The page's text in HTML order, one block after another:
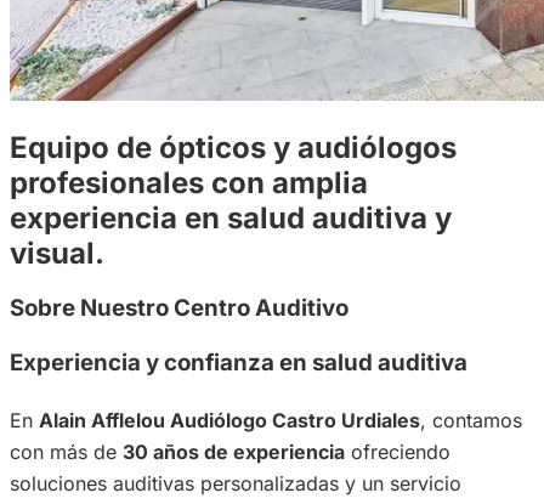
Equipo de ópticos y audiólogos
profesionales con amplia
experiencia en salud auditiva y
visual.
Sobre Nuestro Centro Auditivo
Experiencia y confianza en salud auditiva
En Alain Afflelou Audiólogo Castro Urdiales, contamos
con más de 30 años de experiencia ofreciendo
soluciones auditivas personalizadas y un servicio